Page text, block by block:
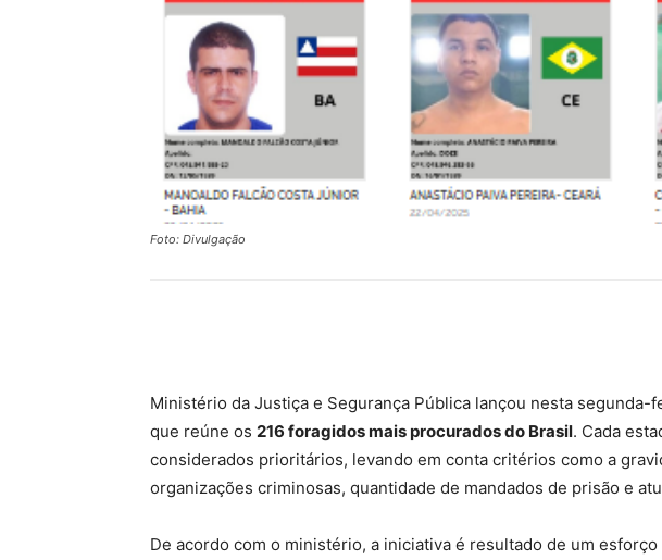
Foto: Divulgação
Ministério da Justiça e Segurança Pública lançou nesta segunda-
que reúne os 216 foragidos mais procurados do Brasil. Cada
considerados prioritários, levando em conta critérios como a
organizações criminosas, quantidade de mandados de prisão e
De acordo com o ministério, a iniciativa é resultado de um